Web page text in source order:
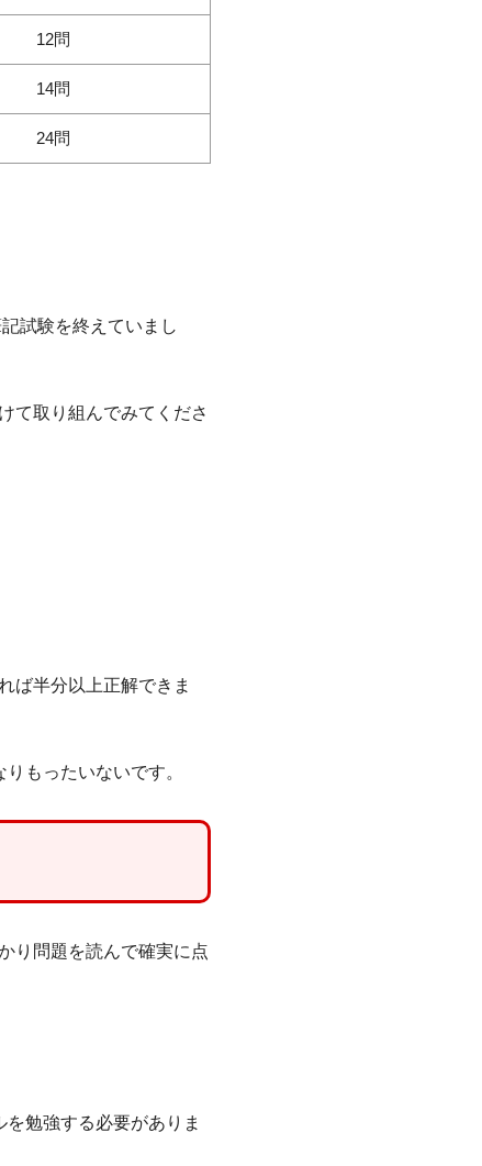
12問
14問
24問
試験を終えていまし
て取り組んでみてくださ
ば半分以上正解できま
もったいないです。
り問題を読んで確実に点
勉強する必要がありま